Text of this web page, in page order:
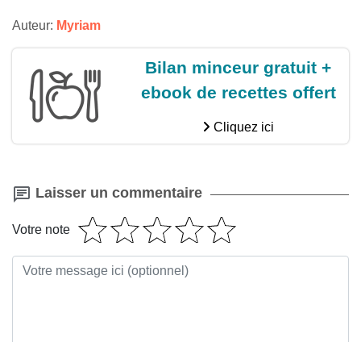
Auteur: Myriam
Bilan minceur gratuit +
ebook de recettes offert
Cliquez ici
Laisser un commentaire
Votre note